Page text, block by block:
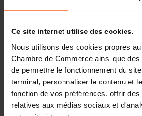
Ce site internet utilise des cookies.
Nous utilisons des cookies propres
Chambre de Commerce ainsi que
de permettre le fonctionnement du
terminal, personnaliser le contenu et
fonction de vos préférences, offrir des
relatives aux médias sociaux et
Share this article